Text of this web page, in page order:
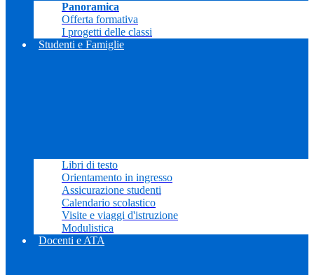
Panoramica
Offerta formativa
I progetti delle classi
Studenti e Famiglie
Libri di testo
Orientamento in ingresso
Assicurazione studenti
Calendario scolastico
Visite e viaggi d'istruzione
Modulistica
Docenti e ATA